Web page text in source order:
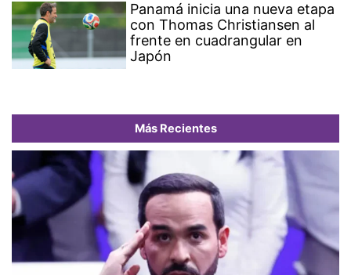
Panamá inicia una nueva etapa
con Thomas Christiansen al
frente en cuadrangular en
Japón
Más Recientes